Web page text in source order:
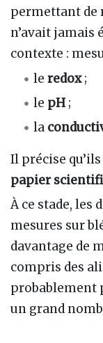
permettant de
n’avait jamais
contexte :
leredox;
le pH ;
la
Il précise
papier
À ce stade, les
mesures sur
davantage de
compris des
probablement
un grand